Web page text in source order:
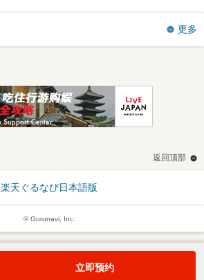
更多
返回顶部
楽天ぐるなび日本語版
© Gurunavi, Inc.
立即预约